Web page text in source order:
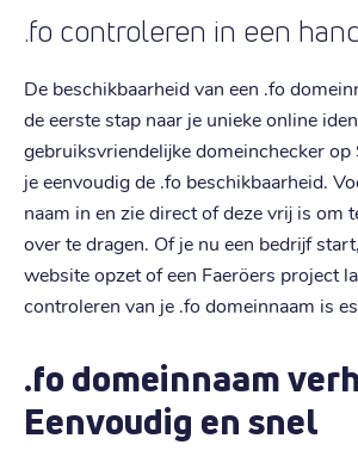
.fo controleren in een
De beschikbaarheid van een .fo
de eerste stap naar je unieke online
gebruiksvriendelijke domeinchecker
je eenvoudig de .fo beschikbaarheid.
naam in en zie direct of deze vrij is om
over te dragen. Of je nu een bedrijf
website opzet of een Faeröers project
controleren van je .fo domeinnaam is
.fo domeinnaam
Eenvoudig en snel